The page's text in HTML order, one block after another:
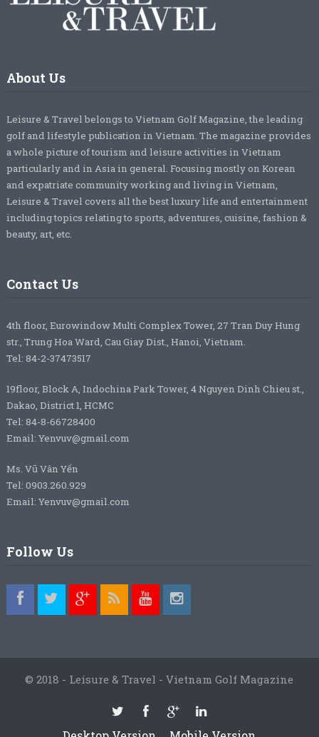
About Us
Leisure & Travel belongs to Vietnam Golf Magazine, the leading
golf and lifestyle publication in Vietnam. The magazine provides
a whole picture of tourism and leisure activities in Vietnam
particularly and in Asia in general. Focusing mostly on Korean
and expatriate community working and living in Vietnam,
Leisure & Travel covers all the best luxury life and entertainment
including topics relating to sports, adventures, cuisine, fashion &
beauty, art, etc.
Contact Us
4th floor, Eurowindow Multi Complex Tower, 27 Tran Duy Hung
str., Trung Hoa Ward, Cau Giay Dist., Hanoi, Vietnam.
Tel: 84-2-37473517
19floor, Block A, Indochina Park Tower, 4 Nguyen Dinh Chieu st.,
Dakao, District 1, HCMC
Tel: 84-8-66728400
Email: Yenvuv@gmail.com
Ms. Vũ Vân Yến
Tel: 0903.260.929
Email: Yenvuv@gmail.com
Follow Us
© 2018 - Leisure & Travel - Vietnam Golf Magazine